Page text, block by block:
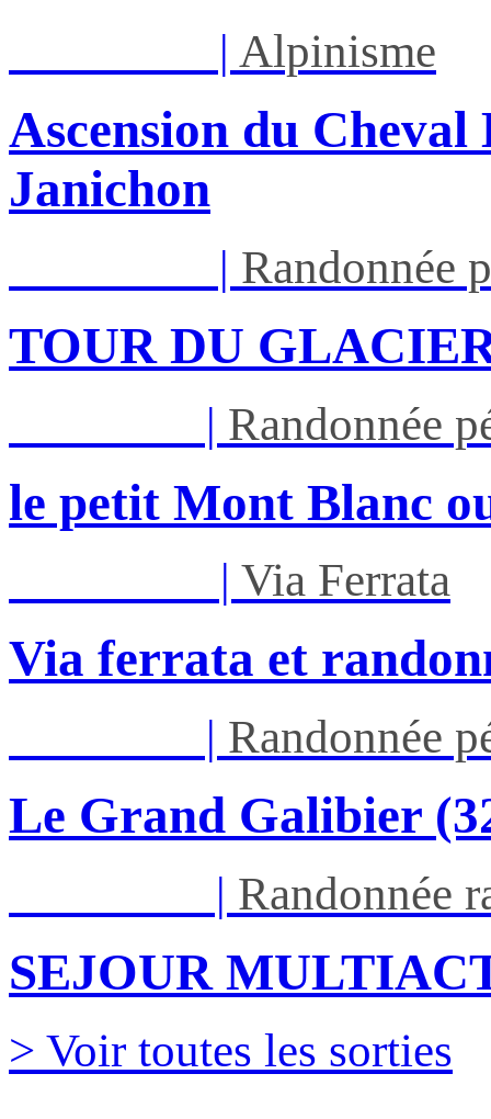
| Alpinisme
Ascension du
Janichon
| Randonnée
TOUR DU
| Randonnée
le petit Mont Blanc
| Via Ferrata
Via ferrata et
| Randonnée
Le Grand Galibier
| Randonnée
SEJOUR
> Voir toutes les sorties